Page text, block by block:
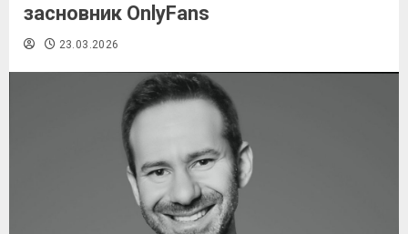
засновник OnlyFans
23.03.2026